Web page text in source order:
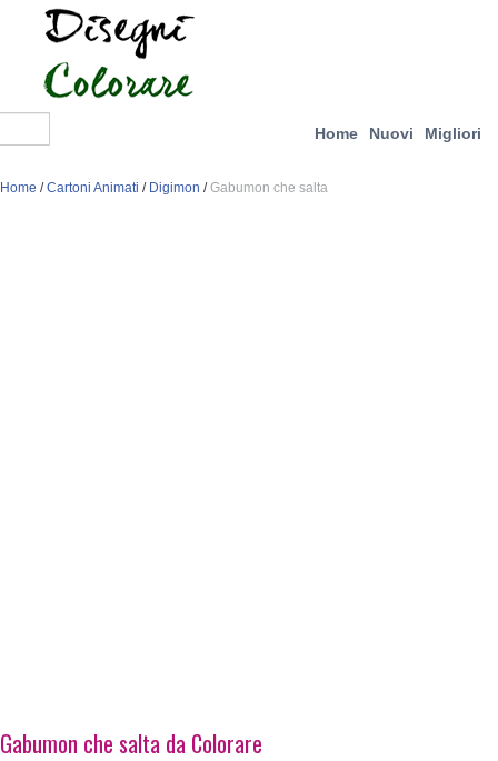
Home Nuovi Migliori
Home /Cartoni Animati / Digimon /Gabumon che salta
Gabumon che salta da Colorare